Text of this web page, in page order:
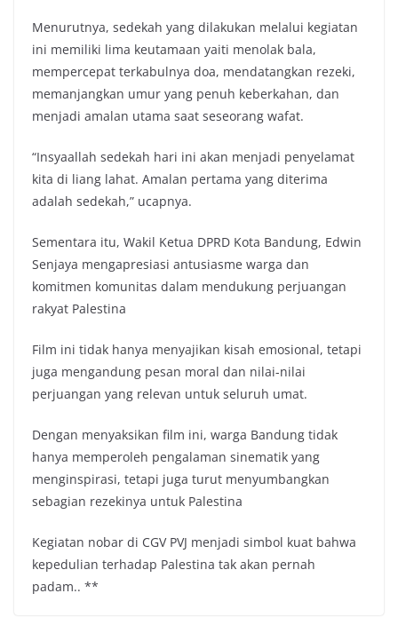
Menurutnya, sedekah yang dilakukan melalui kegiatan
ini memiliki lima keutamaan yaiti menolak bala,
mempercepat terkabulnya doa, mendatangkan rezeki,
memanjangkan umur yang penuh keberkahan, dan
menjadi amalan utama saat seseorang wafat.
“Insyaallah sedekah hari ini akan menjadi penyelamat
kita di liang lahat. Amalan pertama yang diterima
adalah sedekah,” ucapnya.
Sementara itu, Wakil Ketua DPRD Kota Bandung, Edwin
Senjaya mengapresiasi antusiasme warga dan
komitmen komunitas dalam mendukung perjuangan
rakyat Palestina
Film ini tidak hanya menyajikan kisah emosional, tetapi
juga mengandung pesan moral dan nilai-nilai
perjuangan yang relevan untuk seluruh umat.
Dengan menyaksikan film ini, warga Bandung tidak
hanya memperoleh pengalaman sinematik yang
menginspirasi, tetapi juga turut menyumbangkan
sebagian rezekinya untuk Palestina
Kegiatan nobar di CGV PVJ menjadi simbol kuat bahwa
kepedulian terhadap Palestina tak akan pernah
padam.. **